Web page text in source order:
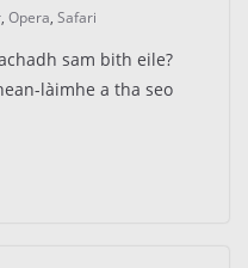
, Opera, Safari
sam bith eile?
làimhe a tha seo